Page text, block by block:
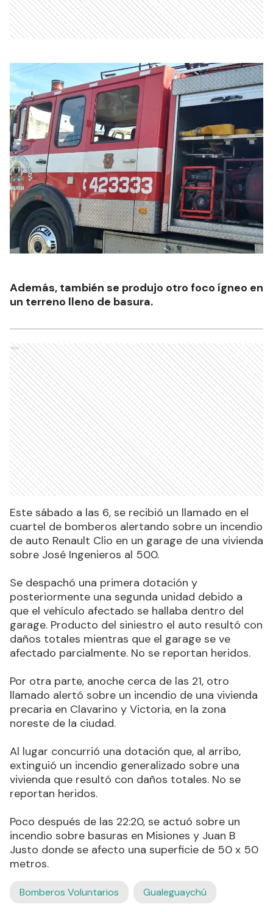
Además, también se produjo otro foco ígneo en
un terreno lleno de basura.
Ads
Este sábado a las 6, se recibió un llamado en el
cuartel de bomberos alertando sobre un incendio
de auto Renault Clio en un garage de una vivienda
sobre José Ingenieros al 500.
Se despachó una primera dotación y
posteriormente una segunda unidad debido a
que el vehículo afectado se hallaba dentro del
garage. Producto del siniestro el auto resultó con
daños totales mientras que el garage se ve
afectado parcialmente. No se reportan heridos.
Por otra parte, anoche cerca de las 21, otro
llamado alertó sobre un incendio de una vivienda
precaria en Clavarino y Victoria, en la zona
noreste de la ciudad.
Al lugar concurrió una dotación que, al arribo,
extinguió un incendio generalizado sobre una
vivienda que resultó con daños totales. No se
reportan heridos.
Poco después de las 22:20, se actuó sobre un
incendio sobre basuras en Misiones y Juan B
Justo donde se afecto una superficie de 50 x 50
metros.
Bomberos Voluntarios Gualeguaychú